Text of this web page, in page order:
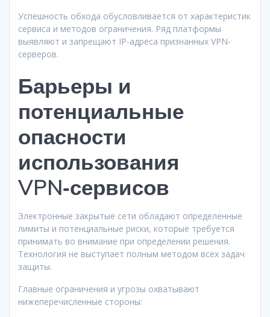
Успешность обхода обусловливается от характеристик
сервиса и методов ограничения. Ряд платформы
выявляют и запрещают IP-адреса признанных VPN-
серверов.
Барьеры и
потенциальные
опасности
использования
VPN‑сервисов
Электронные закрытые сети обладают определенные
лимиты и потенциальные риски, которые требуется
принимать во внимание при определении решения.
Технология не выступает полным методом всех задач
защиты.
Главные ограничения и угрозы охватывают
нижеперечисленные стороны: